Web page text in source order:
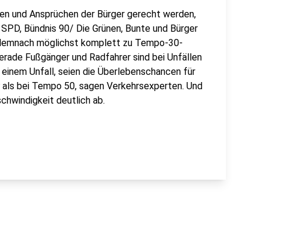
und Ansprüchen der Bürger gerecht werden,
Bündnis 90/ Die Grünen, Bunte und Bürger
möglichst komplett zu Tempo-30-
Fußgänger und Radfahrer sind bei Unfällen
Unfall, seien die Überlebenschancen für
bei Tempo 50, sagen Verkehrsexperten. Und
deutlich ab.